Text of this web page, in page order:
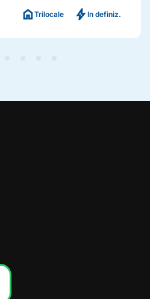
homeTrilocale boltIn definiz.